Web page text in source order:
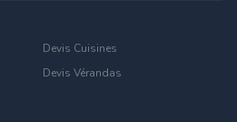
Devis Cuisines
Devis Vérandas